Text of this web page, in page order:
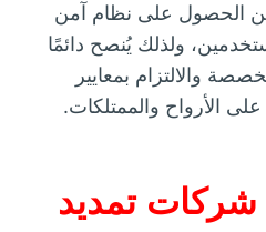
الحصول على نظام آمن
ولذلك يُنصح دائمًا
والالتزام بمعايير
الأرواح والممتلكات.
تمديد